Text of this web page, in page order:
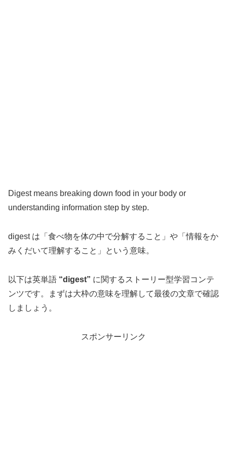
Digest means breaking down food in your body or
understanding information step by step.
digest は「食べ物を体の中で分解すること」や「情報をか
みくだいて理解すること」という意味。
以下は英単語 “digest” に関するストーリー型学習コンテ
ンツです。まずは大枠の意味を理解して最後の文章で確認
しましょう。
スポンサーリンク